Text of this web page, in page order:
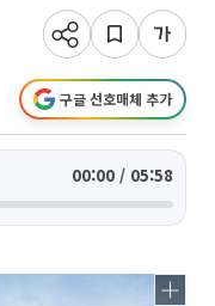
구글 선호매체 추가
00:00 / 05:58